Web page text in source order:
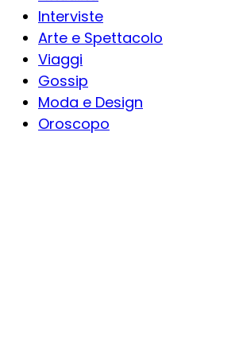
Interviste
Arte e Spettacolo
Viaggi
Gossip
Moda e Design
Oroscopo